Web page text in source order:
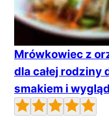
Mrówkowiec z
dla całej rodziny
smakiem i